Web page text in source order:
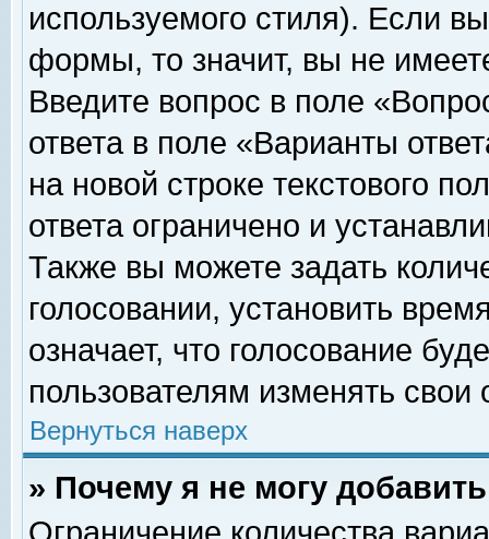
используемого стиля). Если
формы, то значит, вы не
Введите вопрос в поле
ответа в поле «Варианты
на новой строке текстового
ответа ограничено и
Также вы можете задать
голосовании, установить
означает, что голосование
пользователям изменять свои
Вернуться наверх
» Почему я не могу